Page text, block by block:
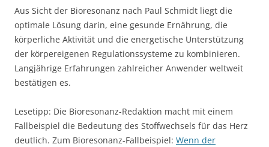
Aus Sicht der Bioresonanz nach Paul Schmidt liegt die
optimale Lösung darin, eine gesunde Ernährung, die
körperliche Aktivität und die energetische Unterstützung
der körpereigenen Regulationssysteme zu kombinieren.
Langjährige Erfahrungen zahlreicher Anwender weltweit
bestätigen es.
Lesetipp: Die Bioresonanz-Redaktion macht mit einem
Fallbeispiel die Bedeutung des Stoffwechsels für das Herz
deutlich. Zum Bioresonanz-Fallbeispiel: Wenn der